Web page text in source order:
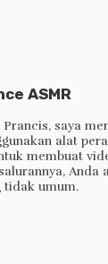
ASMR
saya
alat
membuat
Anda
tidak umum.